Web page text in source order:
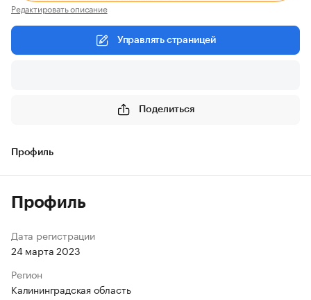
Редактировать описание
Управлять страницей
Поделиться
Профиль
Профиль
Дата регистрации
24 марта 2023
Регион
Калининградская область